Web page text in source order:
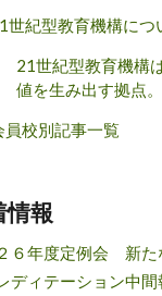
世紀型教育機構につ
21世紀型教育機構
値を生み出す拠点。
員校別記事一覧
情報
６年度定例会 新た
ディテーション中間